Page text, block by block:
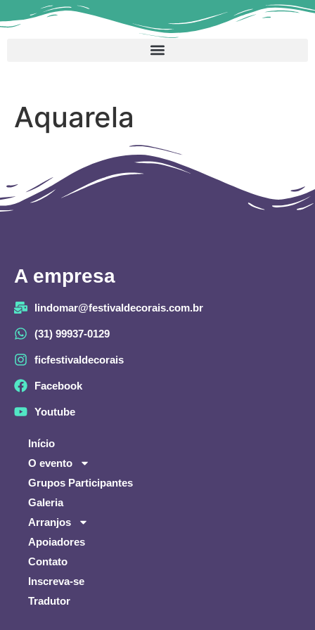
Aquarela
A empresa
lindomar@festivaldecorais.com.br
(31) 99937-0129
ficfestivaldecorais
Facebook
Youtube
Início
O evento
Grupos Participantes
Galeria
Arranjos
Apoiadores
Contato
Inscreva-se
Tradutor